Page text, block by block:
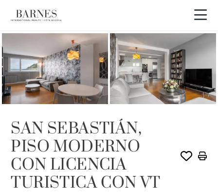
SAN SEBASTIÁN,
PISO MODERNO
CON LICENCIA
TURISTICA CON VT